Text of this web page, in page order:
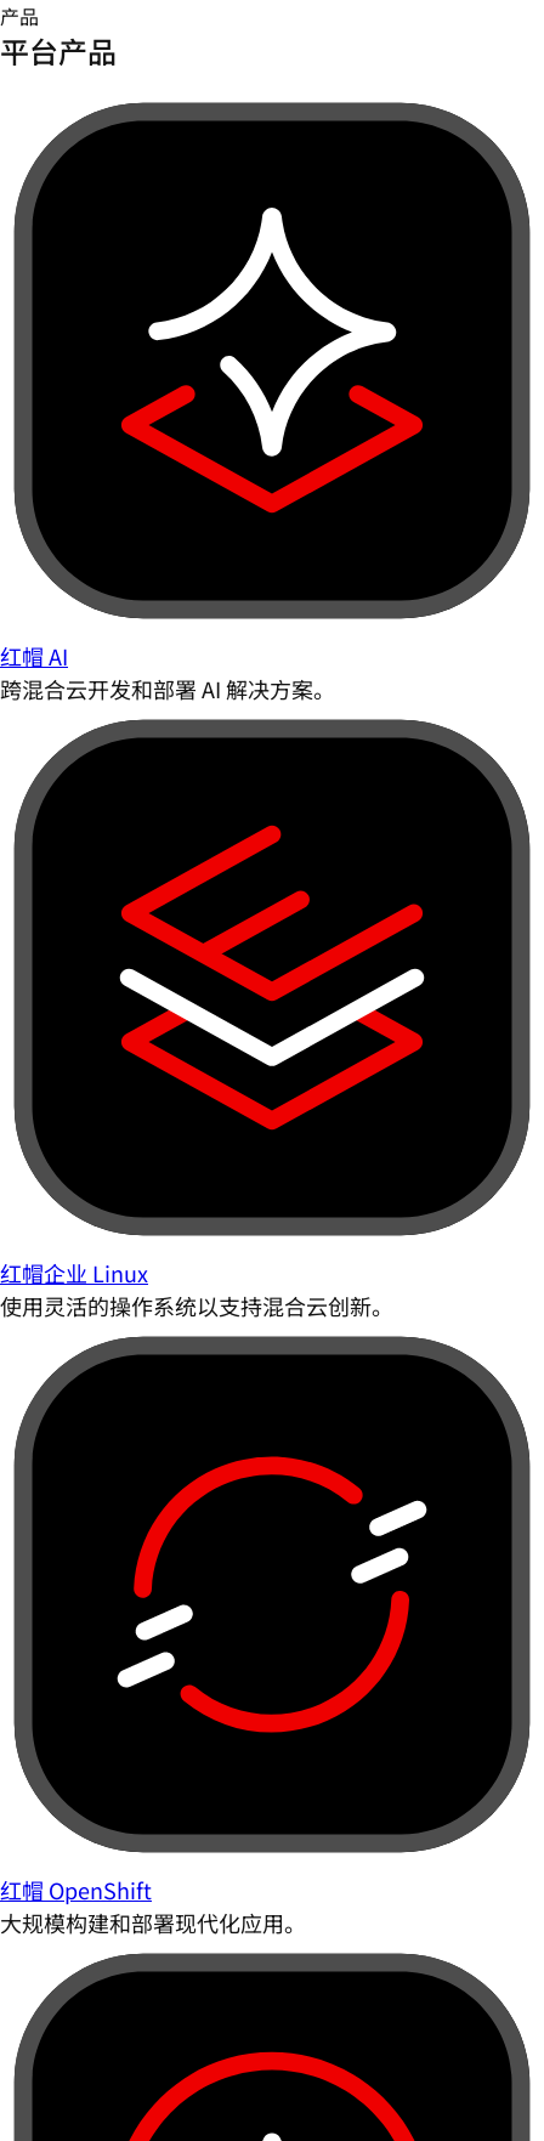
产品
平台产品
红帽 AI
跨混合云开发和部署 AI 解决方案。
红帽企业 Linux
使用灵活的操作系统以支持混合云创新。
红帽 OpenShift
大规模构建和部署现代化应用。